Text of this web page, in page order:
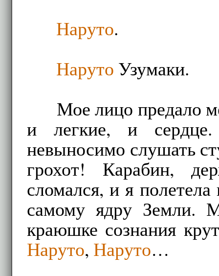
Наруто.
Наруто Узумаки.
Мое лицо предало
и легкие, и
невыносимо слушать
грохот! Карабин,
сломался, и я
самому ядру Земли.
краюшке сознания
Наруто, Наруто…